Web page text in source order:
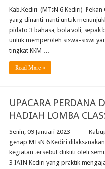
Kab.Kediri (MTsN 6 Kediri) Pekan
yang dinanti-nanti untuk
pidato 3 bahasa, bola voli, sepak
untuk memperoleh siswa-siswi
tingkat KKM …
Read More »
UPACARA PERDANA
HADIAH LOMBA
Senin, 09 Januari 2023
genap MTsN 6 Kediri
kegiatan tersebut diikuti oleh
3 IAIN Kediri yang praktik